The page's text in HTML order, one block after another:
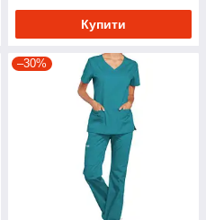
Купити
–30%